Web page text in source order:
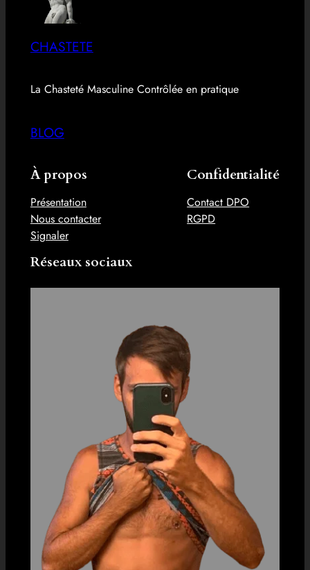
CHASTETE
La Chasteté Masculine Contrôlée en pratique
BLOG
À propos
Présentation
Nous contacter
Signaler
Confidentialité
Contact DPO
RGPD
Réseaux sociaux